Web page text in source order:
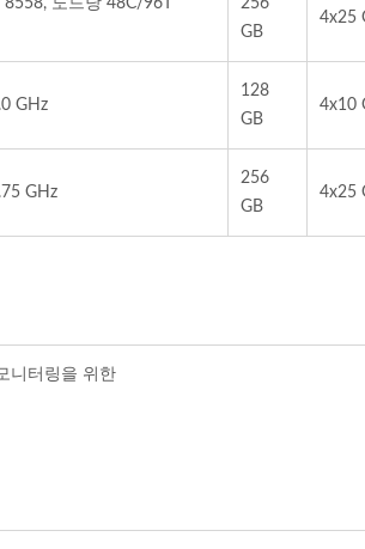
노드당 48C/96T
256
GB
4x25
GHz
128
GB
4x10
GHz
256
GB
4x25
니터링을 위한